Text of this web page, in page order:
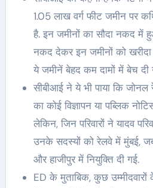
1.05 लाख वर्ग फीट जमीन पर
है. इन जमीनों का सौदा नकद में
नकद देकर इन जमीनों को
ये जमीनें बेहद कम दामों में बेच दी
सीबीआई ने ये भी पाया कि जोनल
का कोई विज्ञापन या पब्लिक
लेकिन, जिन परिवारों ने यादव
उनके सदस्यों को रेलवे में मुंबई,
और हाजीपुर में नियुक्ति दी गई.
ED के मुताबिक, कुछ